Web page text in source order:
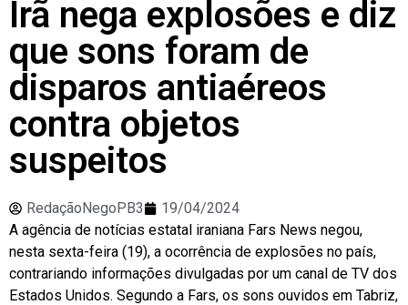
Irã nega explosões e diz
que sons foram de
disparos antiaéreos
contra objetos
suspeitos
RedaçãoNegoPB3
19/04/2024
A agência de notícias estatal iraniana Fars News negou,
nesta sexta-feira (19), a ocorrência de explosões no país,
contrariando informações divulgadas por um canal de TV dos
Estados Unidos. Segundo a Fars, os sons ouvidos em Tabriz,